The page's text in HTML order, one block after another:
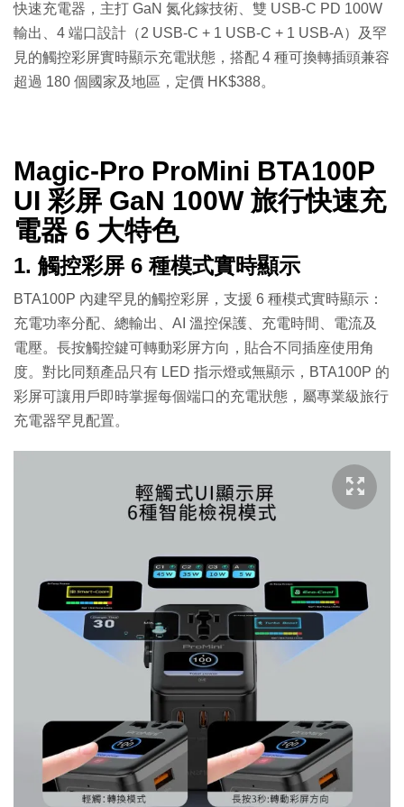
快速充電器，主打 GaN 氮化鎵技術、雙 USB-C PD 100W
輸出、4 端口設計（2 USB-C + 1 USB-C + 1 USB-A）及罕
見的觸控彩屏實時顯示充電狀態，搭配 4 種可換轉插頭兼容
超過 180 個國家及地區，定價 HK$388。
Magic-Pro ProMini BTA100P
UI 彩屏 GaN 100W 旅行快速充
電器 6 大特色
1. 觸控彩屏 6 種模式實時顯示
BTA100P 內建罕見的觸控彩屏，支援 6 種模式實時顯示：
充電功率分配、總輸出、AI 溫控保護、充電時間、電流及
電壓。長按觸控鍵可轉動彩屏方向，貼合不同插座使用角
度。對比同類產品只有 LED 指示燈或無顯示，BTA100P 的
彩屏可讓用戶即時掌握每個端口的充電狀態，屬專業級旅行
充電器罕見配置。